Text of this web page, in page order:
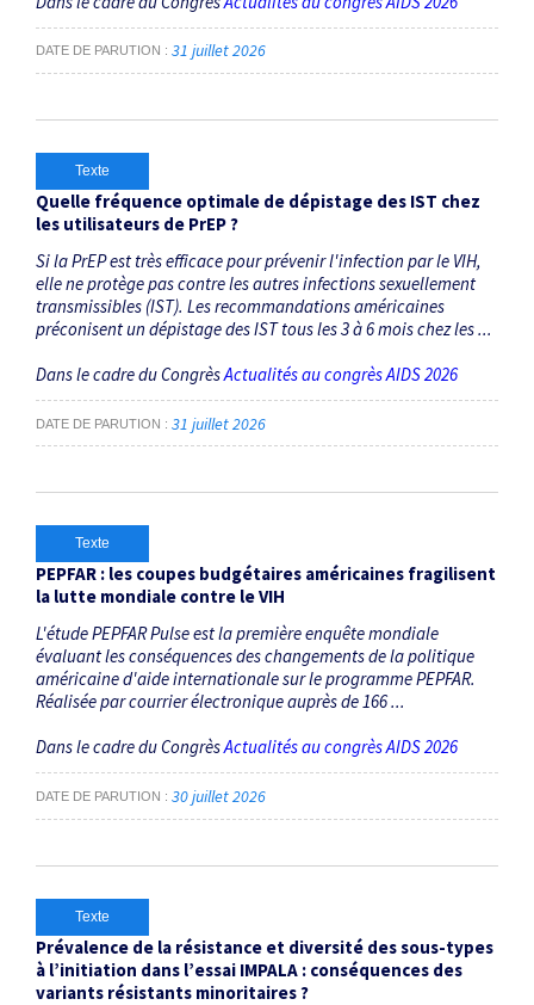
DATE DE PARUTION 31 juillet 2026
Texte
Quelle fréquence optimale de dépistage des IST chez
les utilisateurs de PrEP ?
Si la PrEP est très efficace pour prévenir l'infection par le VIH,
elle ne protège pas contre les autres infections sexuellement
transmissibles (IST). Les recommandations américaines
préconisent un dépistage des IST tous les 3 à 6 mois chez les ...
Dans le cadre du CongrèsActualités au congrès AIDS 2026
DATE DE PARUTION 31 juillet 2026
Texte
PEPFAR : les coupes budgétaires américaines fragilisent
la lutte mondiale contre le VIH
L'étude PEPFAR Pulse est la première enquête mondiale
évaluant les conséquences des changements de la politique
américaine d'aide internationale sur le programme PEPFAR.
Réalisée par courrier électronique auprès de 166 ...
Dans le cadre du CongrèsActualités au congrès AIDS 2026
DATE DE PARUTION 30 juillet 2026
Texte
Prévalence de la résistance et diversité des sous-types
à l’initiation dans l’essai IMPALA : conséquences des
variants résistants minoritaires ?